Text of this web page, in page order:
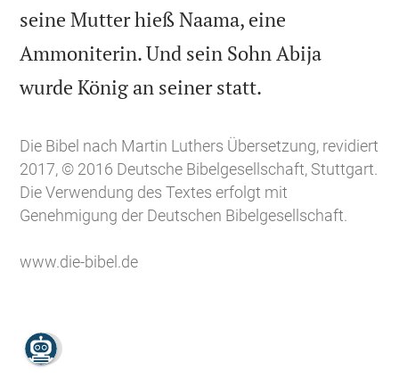
seine Mutter hieß Naama, eine
Ammoniterin. Und sein Sohn Abija
wurde König an seiner statt.
Die Bibel nach Martin Luthers Übersetzung, revidiert
2017, © 2016 Deutsche Bibelgesellschaft, Stuttgart.
Die Verwendung des Textes erfolgt mit
Genehmigung der Deutschen Bibelgesellschaft.
www.die-bibel.de